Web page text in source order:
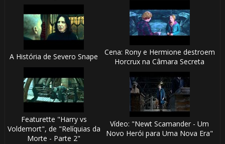
A História de Severo Snape
Cena: Rony e Hermione destroem
Horcrux na Câmara Secreta
Featurette "Harry vs
Voldemort", de "Relíquias da
Morte - Parte 2"
Vídeo: "Newt Scamander - Um
Novo Herói para Uma Nova Era"